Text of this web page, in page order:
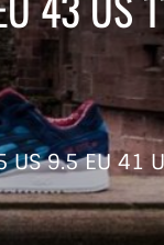
9.5 EU 41